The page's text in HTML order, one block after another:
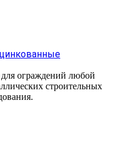
для ограждений любой
строительных